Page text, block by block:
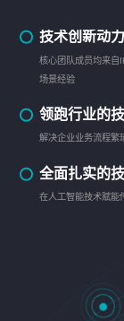
技术创新动力
核心团队成员均来自
场景经验
领跑行业的
解决企业业务流程繁
全面扎实的
在人工智能技术赋能